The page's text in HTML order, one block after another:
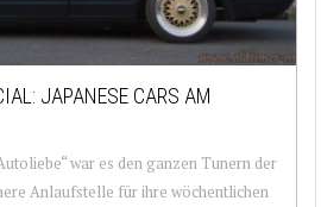
JAPANESE CARS AM
war es den ganzen Tunern der
Anlaufstelle für ihre wöchentlichen